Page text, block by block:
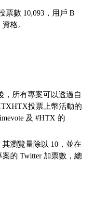
票數 10,093，用戶 B
格。
，所有專案可以透過自
HTX投票上幣活動的
及 #HTX 的
其瀏覽量除以 10，並在
的 Twitter 加票數，總